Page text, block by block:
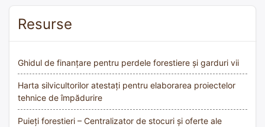
Resurse
Ghidul de finanțare pentru perdele forestiere și garduri vii
Harta silvicultorilor atestați pentru elaborarea proiectelor
tehnice de împădurire
Puieți forestieri – Centralizator de stocuri și oferte ale